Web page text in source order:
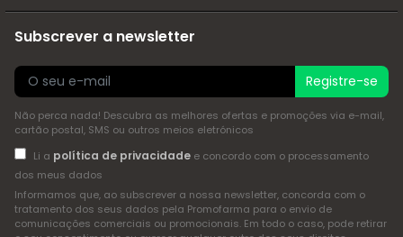
Subscrever a newsletter
Registre-se
Não perca nada! Descubra as melhores ofertas e promoções via e-mail,
cartão postal, SMS ou outros meios eletrónicos
Li a política de privacidadee concordo com o processamento
dos meus dados
Informamos que, ao subscrever a nossa newsletter, concorda com o
tratamento dos seus dados pela Promofarma para o envio de
comunicações comerciais ou promocionais. Em todo o caso, pode retirar